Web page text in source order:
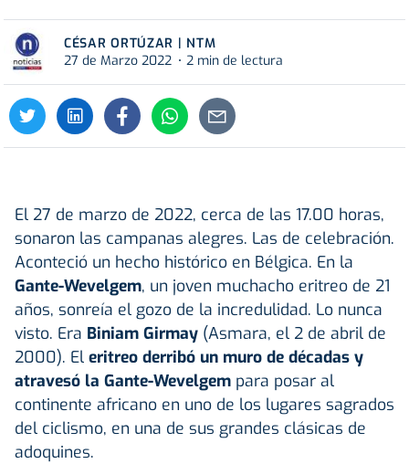
CÉSAR ORTÚZAR | NTM
27 de Marzo 2022
2 min de lectura
El 27 de marzo de 2022, cerca de las 17.00 horas,
sonaron las campanas alegres. Las de celebración.
Aconteció un hecho histórico en Bélgica. En la
Gante-Wevelgem, un joven muchacho eritreo de 21
años, sonreía el gozo de la incredulidad. Lo nunca
visto. Era Biniam Girmay (Asmara, el 2 de abril de
2000). El eritreo derribó un muro de décadas y
atravesó la Gante-Wevelgem para posar al
continente africano en uno de los lugares sagrados
del ciclismo, en una de sus grandes clásicas de
adoquines.